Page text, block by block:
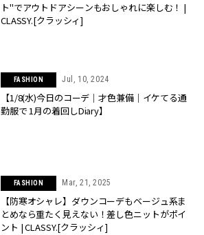
ト"でアウトドアシーンもおしゃれに楽しむ！ |
CLASSY.[クラッシィ]
FASHION Jul, 10, 2024
【1/8(水)今日のコーデ｜才色兼備｜イケてる通
勤服で 1月の着回しDiary】
FASHION Mar, 21, 2025
【防寒オシャレ】ダウンコーデもベージュ系ま
とめなら重たく見えない！差し色ニットがポイ
ント | CLASSY.[クラッシィ]